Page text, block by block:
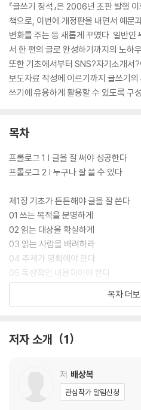
『글쓰기 정석』은 2006년 초판 발행
책으로, 이번에 개정판을 내면서 예문
변화를 주는 등 새롭게 꾸몄다. 일반인
서 한 편의 글로 완성하기까지의 노하
또한 기초에서부터 SNS?자기소개서
보도자료 작성에 이르기까지 글쓰기
쓰기에 유용하게 활용할 수 있도록 구
목차
프롤로그 1 | 글을 잘 써야 성공한다
프롤로그 2 | 누구나 잘 쓸 수 있다
제1장 기초가 튼튼해야 글을 잘 쓴다
01 쓰는 목적을 분명하게
02 읽는 대상을 확실하게
03 읽는 사람을 배려하라
04 주제가 명확해야 한다
05 독창적인 내용이어야 한다
06 주제를 좁혀야 쓰기 쉽다
02 내용별로 단락을 구분하라
03 강한 인상을 주려면 두괄식으로
목차 더
저자 소개 1
저 배상복
관심작가 알림신청